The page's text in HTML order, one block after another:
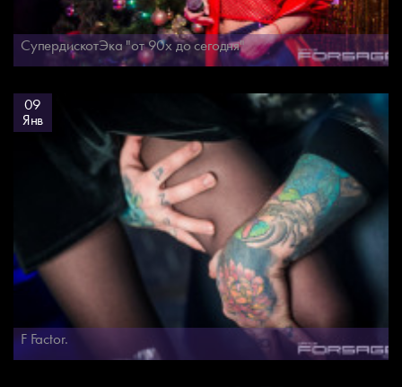
СупердискотЭка "от 90х до сегодня"
09
Янв
F Factor.